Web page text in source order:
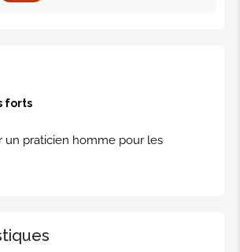
forts
un praticien homme pour les